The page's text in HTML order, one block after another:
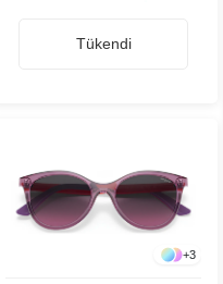
Tükendi
+3